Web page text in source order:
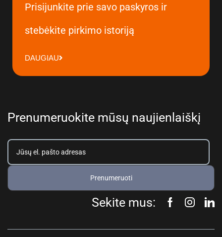
Prisijunkite prie savo paskyros ir
stebėkite pirkimo istoriją
DAUGIAU
Prenumeruokite mūsų naujienlaiškį
Prenumeruoti
Sekite mus: